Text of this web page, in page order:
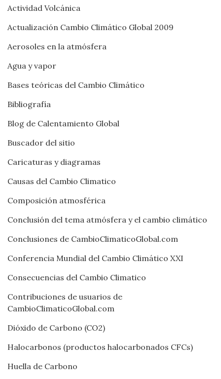
Actividad Volcánica
Actualización Cambio Climático Global 2009
Aerosoles en la atmósfera
Agua y vapor
Bases teóricas del Cambio Climático
Bibliografía
Blog de Calentamiento Global
Buscador del sitio
Caricaturas y diagramas
Causas del Cambio Climatico
Composición atmosférica
Conclusión del tema atmósfera y el cambio climático
Conclusiones de CambioClimaticoGlobal.com
Conferencia Mundial del Cambio Climático XXI
Consecuencias del Cambio Climatico
Contribuciones de usuarios de
CambioClimaticoGlobal.com
Dióxido de Carbono (CO2)
Halocarbonos (productos halocarbonados CFCs)
Huella de Carbono